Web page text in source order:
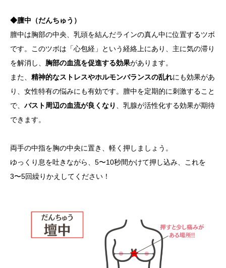
◆膻中（だんちゅう）
膻中は胸部の中央、乳頭を結んだラインの真ん中に位置するツボ
です。このツボは「心包経」という経絡上にあり、主に気の滞り
を解消し、 胸部の血流を促進する効果があります。
また、 精神的なストレスやホルモンバランスの乱れにも効果があ
り、女性特有の悩みにも有効です。膻中を定期的に刺激すること
で、 バスト周辺の血流が良くなり
、乳腺が活性化する効果が期待
できます。
両手の中指を胸の中央に置き、軽く押しましょう。
ゆっくり息を吐きながら、5〜10秒間かけて押し込み、これを
3〜5回繰りかえしてください！